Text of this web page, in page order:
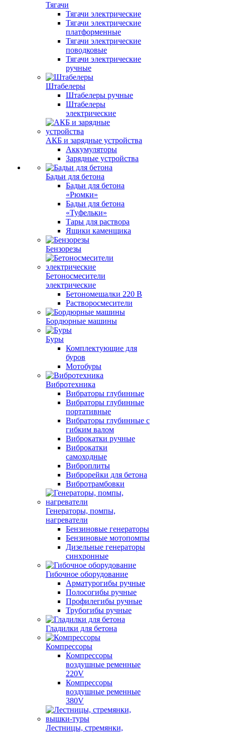
Тягачи
Тягачи электрические
Тягачи электрические
платформенные
Тягачи электрические
поводковые
Тягачи электрические
ручные
Штабелеры
Штабелеры ручные
Штабелеры
электрические
АКБ и зарядные устройства
Аккумуляторы
Зарядные устройства
Бадьи для бетона
Бадьи для бетона
«Рюмки»
Бадьи для бетона
«Туфельки»
Тары для раствора
Ящики каменщика
Бензорезы
Бетоносмесители
электрические
Бетономешалки 220 В
Растворосмесители
Бордюрные машины
Буры
Комплектующие для
буров
Мотобуры
Вибротехника
Вибраторы глубинные
Вибраторы глубинные
портативные
Вибраторы глубинные с
гибким валом
Виброкатки ручные
Виброкатки
самоходные
Виброплиты
Виброрейки для бетона
Вибротрамбовки
Генераторы, помпы,
нагреватели
Бензиновые генераторы
Бензиновые мотопомпы
Дизельные генераторы
синхронные
Гибочное оборудование
Арматурогибы ручные
Полосогибы ручные
Профилегибы ручные
Трубогибы ручные
Гладилки для бетона
Компрессоры
Компрессоры
воздушные ременные
220V
Компрессоры
воздушные ременные
380V
Лестницы, стремянки,